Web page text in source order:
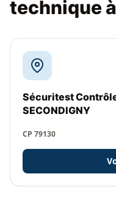
technique
Sécuritest
SECONDIGNY
CP 79130